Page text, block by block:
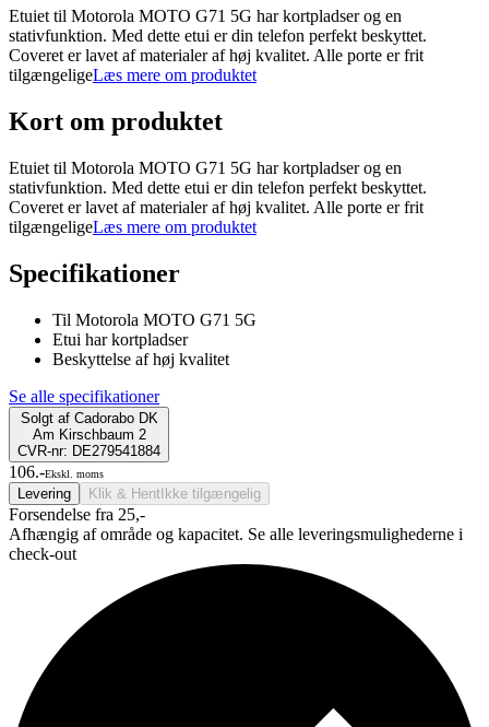
Etuiet til Motorola MOTO G71 5G har kortpladser og en
stativfunktion. Med dette etui er din telefon perfekt beskyttet.
Coveret er lavet af materialer af høj kvalitet. Alle porte er frit
tilgængeligeLæs mere om produktet
Kort om produktet
Etuiet til Motorola MOTO G71 5G har kortpladser og en
stativfunktion. Med dette etui er din telefon perfekt beskyttet.
Coveret er lavet af materialer af høj kvalitet. Alle porte er frit
tilgængeligeLæs mere om produktet
Specifikationer
Til Motorola MOTO G71 5G
Etui har kortpladser
Beskyttelse af høj kvalitet
Se alle specifikationer
Solgt af Cadorabo DK
Am Kirschbaum 2
CVR-nr: DE279541884
106.-Ekskl. moms
Levering Klik & Hent Ikke tilgængelig
Forsendelse fra 25,-
Afhængig af område og kapacitet. Se alle leveringsmulighederne i
check-out